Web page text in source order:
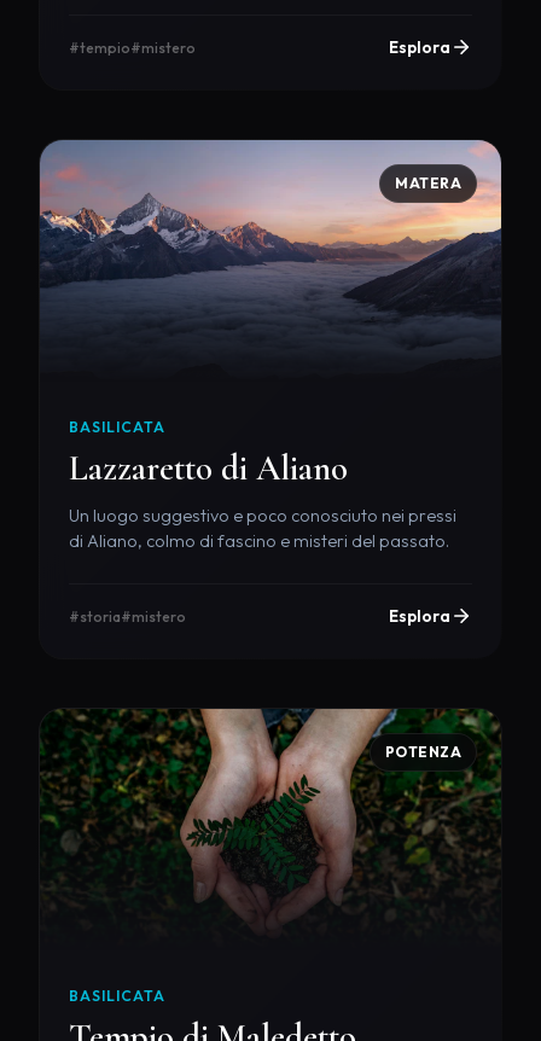
#tempio#mistero Esplora
MATERA
BASILICATA
Lazzaretto di Aliano
Un luogo suggestivo e poco conosciuto nei pressi
di Aliano, colmo di fascino e misteri del passato.
#storia#mistero Esplora
POTENZA
BASILICATA